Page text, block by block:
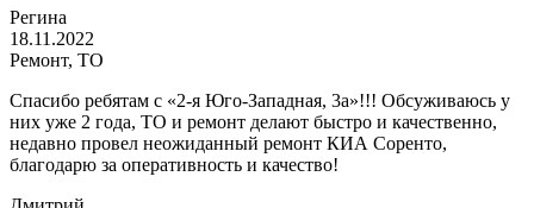
Регина
18.11.2022
Ремонт, ТО
Спасибо ребятам с «2-я Юго-Западная, 3а»!!! Обсуживаюсь у
них уже 2 года, ТО и ремонт делают быстро и качественно,
недавно провел неожиданный ремонт КИА Соренто,
благодарю за оперативность и качество!